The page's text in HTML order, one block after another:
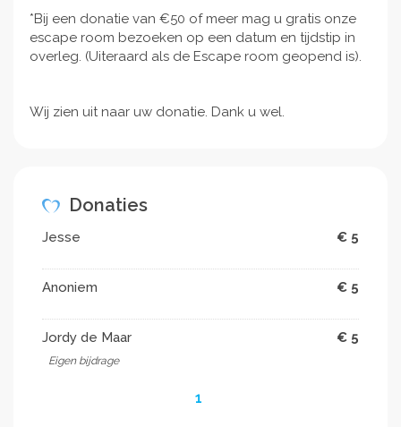
*Bij een donatie van €50 of meer mag u gratis onze
escape room bezoeken op een datum en tijdstip in
overleg. (Uiteraard als de Escape room geopend is).
Wij zien uit naar uw donatie. Dank u wel.
Donaties
Jesse € 5
Anoniem € 5
Jordy de Maar € 5
Eigen bijdrage
1